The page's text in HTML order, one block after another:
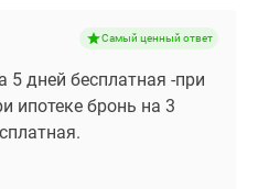
Самый ценный ответ
5 дней бесплатная -при
ипотеке бронь на 3